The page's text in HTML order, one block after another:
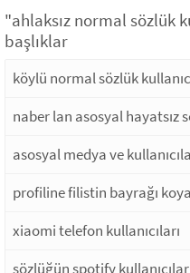
"ahlaksız normal sözlük
başlıklar
köylü normal sözlük
naber lan asosyal hayatsız
asosyal medya ve
profiline filistin bayrağı
xiaomi telefon kullanıcıları
sözlüğün spotify